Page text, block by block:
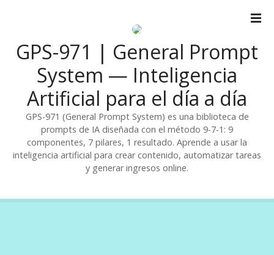
n
GPS-971 | General Prompt
System — Inteligencia
Artificial para el día a día
GPS-971 (General Prompt System) es una biblioteca de
prompts de IA diseñada con el método 9-7-1: 9
componentes, 7 pilares, 1 resultado. Aprende a usar la
inteligencia artificial para crear contenido, automatizar tareas
y generar ingresos online.